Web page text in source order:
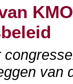
van